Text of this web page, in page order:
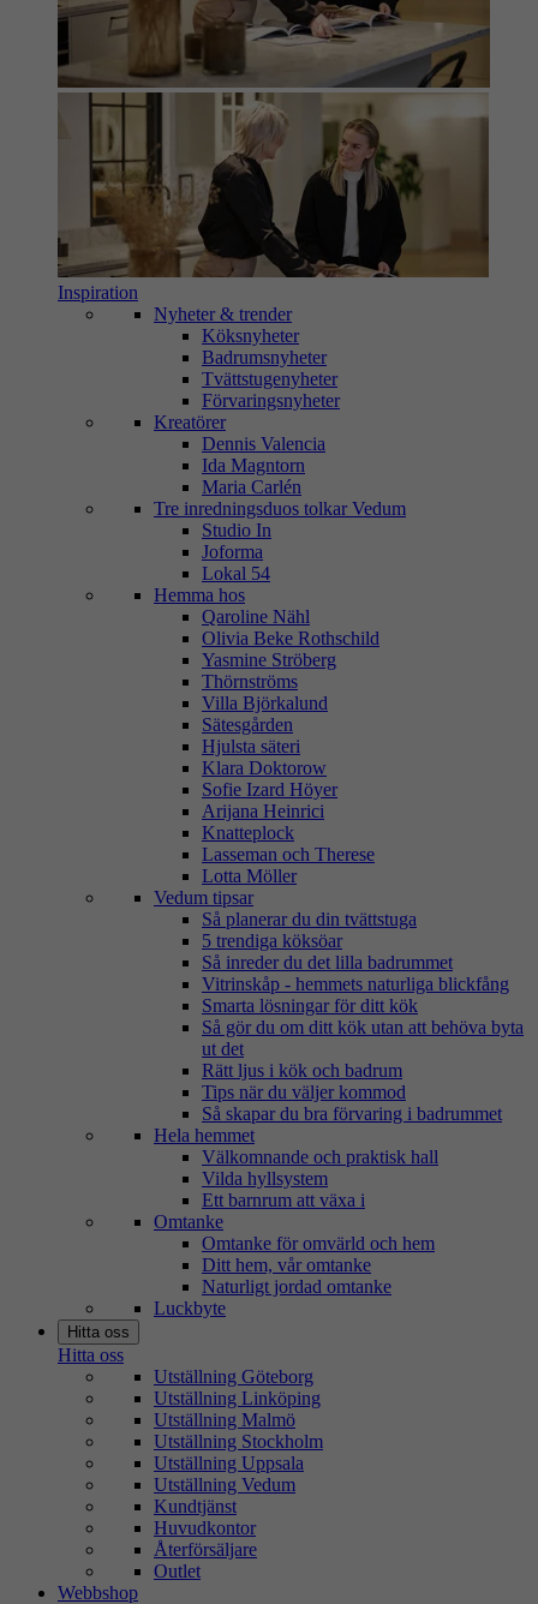
Inspiration
Nyheter & trender
Köksnyheter
Badrumsnyheter
Tvättstugenyheter
Förvaringsnyheter
Kreatörer
Dennis Valencia
Ida Magntorn
Maria Carlén
Tre inredningsduos tolkar Vedum
Studio In
Joforma
Lokal 54
Hemma hos
Qaroline Nähl
Olivia Beke Rothschild
Yasmine Ströberg
Thörnströms
Villa Björkalund
Sätesgården
Hjulsta säteri
Klara Doktorow
Sofie Izard Höyer
Arijana Heinrici
Knatteplock
Lasseman och Therese
Lotta Möller
Vedum tipsar
Så planerar du din tvättstuga
5 trendiga köksöar
Så inreder du det lilla badrummet
Vitrinskåp - hemmets naturliga blickfång
Smarta lösningar för ditt kök
Så gör du om ditt kök utan att behöva byta
ut det
Rätt ljus i kök och badrum
Tips när du väljer kommod
Så skapar du bra förvaring i badrummet
Hela hemmet
Välkomnande och praktisk hall
Vilda hyllsystem
Ett barnrum att växa i
Omtanke
Omtanke för omvärld och hem
Ditt hem, vår omtanke
Naturligt jordad omtanke
Luckbyte
Hitta oss
Hitta oss
Utställning Göteborg
Utställning Linköping
Utställning Malmö
Utställning Stockholm
Utställning Uppsala
Utställning Vedum
Kundtjänst
Huvudkontor
Återförsäljare
Outlet
Webbshop